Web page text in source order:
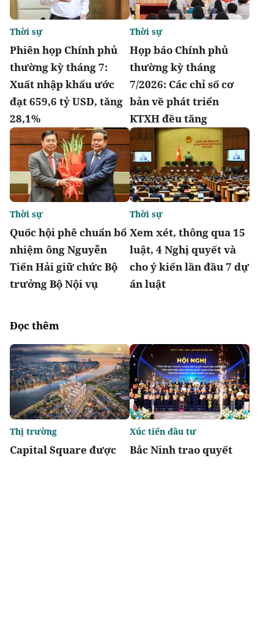
Phiên họp Chính phủ
thường kỳ tháng 7:
Xuất nhập khẩu ước
đạt 659,6 tỷ USD, tăng
28,1%
Thời sự
Họp báo Chính phủ
thường kỳ tháng
7/2026: Các chỉ số cơ
bản về phát triển
KTXH đều tăng
Thời sự
Quốc hội phê chuẩn bổ
nhiệm ông Nguyễn
Tiến Hải giữ chức Bộ
trưởng Bộ Nội vụ
Thời sự
Xem xét, thông qua 15
luật, 4 Nghị quyết và
cho ý kiến lần đầu 7 dự
án luật
Thời sự
Đọc thêm
Capital Square được
Thị trường
Bắc Ninh trao quyết
Xúc tiến đầu tư